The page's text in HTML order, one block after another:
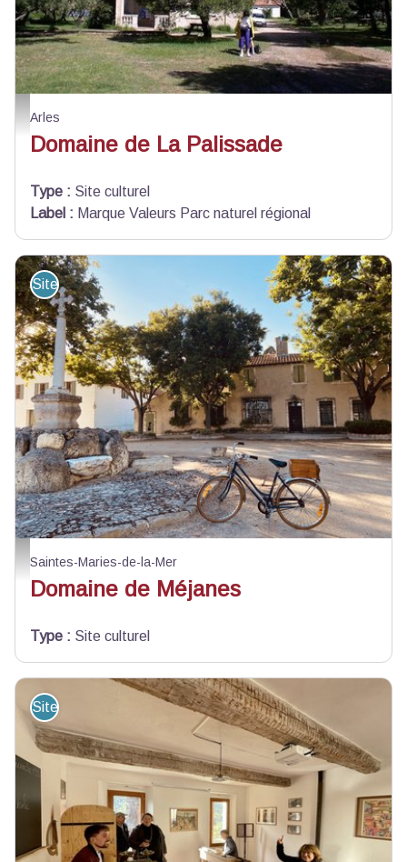
Domaine de la palissade - Domaine de la palissade
Arles
Domaine de La Palissade
Type : Site culturel
Label : Marque Valeurs Parc naturel régional
Domaine de Méjanes
Site de visite
Saintes-Maries-de-la-Mer
Domaine de Méjanes
Type : Site culturel
Site de visite